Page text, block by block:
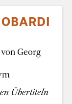
Georg
Übertiteln